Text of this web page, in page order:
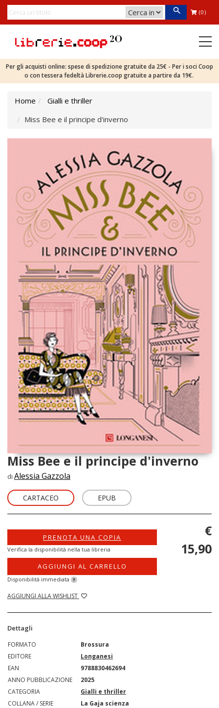
(0)
Per gli acquisti online: spese di spedizione gratuite da 25€ - Per i soci Coop
o con tessera fedeltà Librerie.coop gratuite a partire da 19€.
Home
Gialli e thriller
Miss Bee e il principe d'inverno
Miss Bee e il principe d'inverno
di Alessia Gazzola
CARTACEO EPUB
PRENOTA UNA COPIA
Verifica la disponibilità nella tua libreria
AGGIUNGI AL CARRELLO
Disponibilità immediata ?
AGGIUNGI ALLA WISHLIST
€
15,90
Dettagli
FORMATO
Brossura
EDITORE
Longanesi
EAN
9788830462694
ANNO PUBBLICAZIONE
2025
CATEGORIA
Gialli e thriller
COLLANA / SERIE
La Gaja scienza